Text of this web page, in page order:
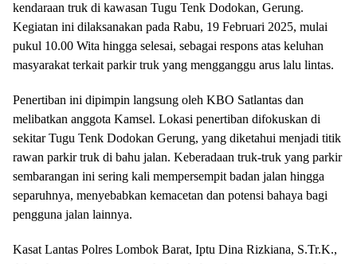
kendaraan truk di kawasan Tugu Tenk Dodokan, Gerung.
Kegiatan ini dilaksanakan pada Rabu, 19 Februari 2025, mulai
pukul 10.00 Wita hingga selesai, sebagai respons atas keluhan
masyarakat terkait parkir truk yang mengganggu arus lalu lintas.
Penertiban ini dipimpin langsung oleh KBO Satlantas dan
melibatkan anggota Kamsel. Lokasi penertiban difokuskan di
sekitar Tugu Tenk Dodokan Gerung, yang diketahui menjadi titik
rawan parkir truk di bahu jalan. Keberadaan truk-truk yang parkir
sembarangan ini sering kali mempersempit badan jalan hingga
separuhnya, menyebabkan kemacetan dan potensi bahaya bagi
pengguna jalan lainnya.
Kasat Lantas Polres Lombok Barat, Iptu Dina Rizkiana, S.Tr.K.,